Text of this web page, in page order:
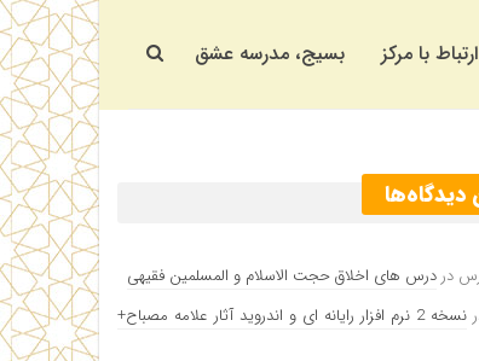
ارتباط با مرکز بسیج، مدرسه عشق
دیدگاه‌ها
در درس های اخلاق حجت الاسلام و المسلمین فقیهی
نسخه 2 نرم افزار رایانه ای و اندروید آثار علامه مصباح+